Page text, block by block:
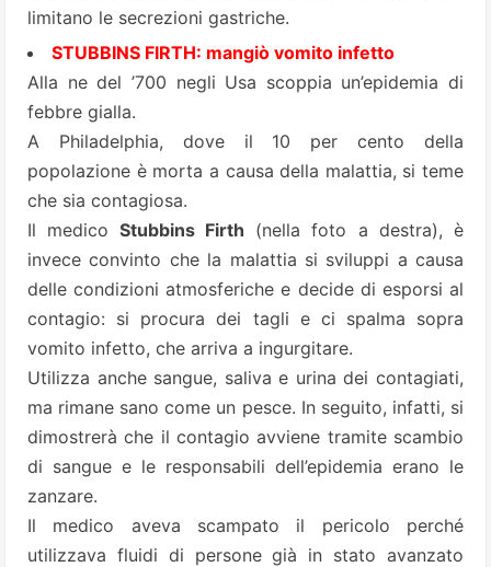
limitano le secrezioni gastriche.
STUBBINS FIRTH: mangiò vomito infetto
Alla ne del ’700 negli Usa scoppia un’epidemia di
febbre gialla.
A Philadelphia, dove il 10 per cento della
popolazione è morta a causa della malattia, si teme
che sia contagiosa.
Il medico Stubbins Firth (nella foto a destra), è
invece convinto che la malattia si sviluppi a causa
delle condizioni atmosferiche e decide di esporsi al
contagio: si procura dei tagli e ci spalma sopra
vomito infetto, che arriva a ingurgitare.
Utilizza anche sangue, saliva e urina dei contagiati,
ma rimane sano come un pesce. In seguito, infatti, si
dimostrerà che il contagio avviene tramite scambio
di sangue e le responsabili dell’epidemia erano le
zanzare.
Il medico aveva scampato il pericolo perché
utilizzava fluidi di persone già in stato avanzato